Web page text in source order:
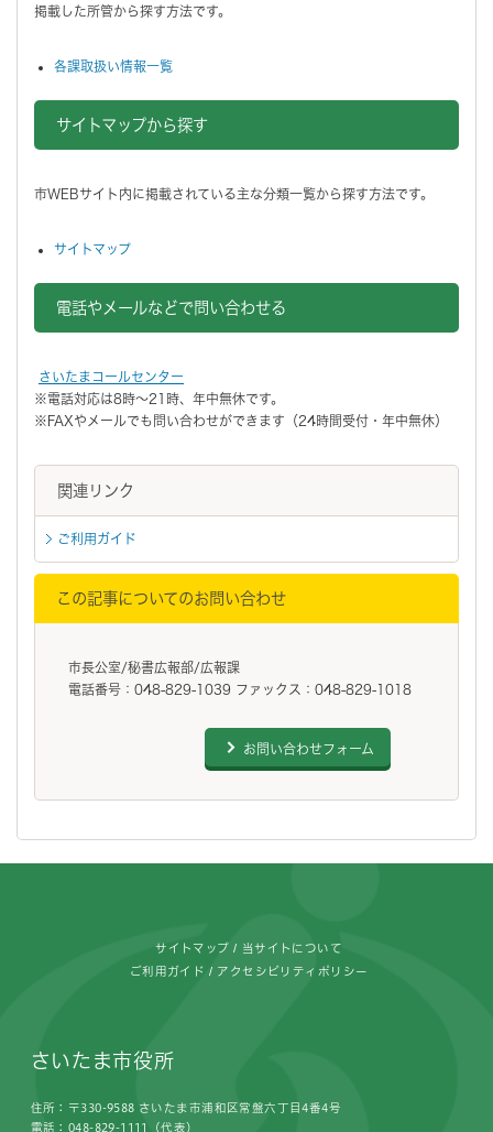
掲載した所管から探す方法です。
各課取扱い情報一覧
サイトマップから探す
市WEBサイト内に掲載されている主な分類一覧から探す方法です。
サイトマップ
電話やメールなどで問い合わせる
さいたまコールセンター
※電話対応は8時～21時、年中無休です。
※FAXやメールでも問い合わせができます（24時間受付・年中無休）
関連リンク
ご利用ガイド
この記事についてのお問い合わせ
市長公室/秘書広報部/広報課
電話番号：048-829-1039 ファックス：048-829-1018
お問い合わせフォーム
サイトマップ 当サイトについて
ご利用ガイド アクセシビリティポリシー
さいたま市役所
住所：〒330-9588 さいたま市浦和区常盤六丁目4番4号
電話：048-829-1111（代表）